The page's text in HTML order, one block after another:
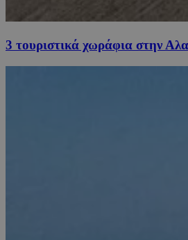
3 τουριστικά χωράφια στην